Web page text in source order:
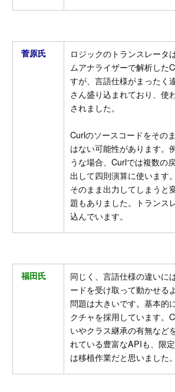
菅原氏
ロジックのトランスレー
ムアナライザーで解析した
すが、言語仕様がまったく
さん盛り込まれており、使
されました。
Curlのソースコードをその
はない可能性があります。
うな場合、Curlでは複数の
出して四則演算に使います
そのまま出力してしまうと
題もありました。トランス
込んでいます。
福田氏
同じく、言語仕様の違いに
ードを受け取って動かせる
問題は大きいです。基本的
クチャを採用しています。
いやクラス継承の有無など
れている豊富なAPIも、限
は移植作業だと思いました